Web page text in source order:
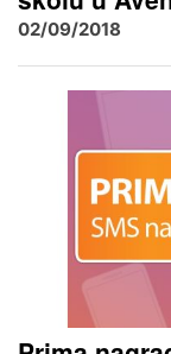
02/09/2018